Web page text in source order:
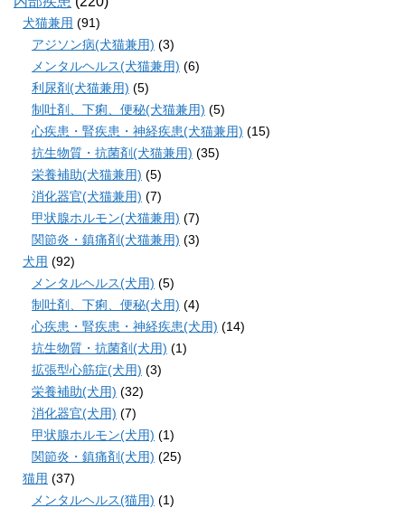
犬猫兼用 (91)
アジソン病(犬猫兼用) (3)
メンタルヘルス(犬猫兼用) (6)
利尿剤(犬猫兼用) (5)
制吐剤、下痢、便秘(犬猫兼用) (5)
心疾患・腎疾患・神経疾患(犬猫兼用) (15)
抗生物質・抗菌剤(犬猫兼用) (35)
栄養補助(犬猫兼用) (5)
消化器官(犬猫兼用) (7)
甲状腺ホルモン(犬猫兼用) (7)
関節炎・鎮痛剤(犬猫兼用) (3)
犬用 (92)
メンタルヘルス(犬用) (5)
制吐剤、下痢、便秘(犬用) (4)
心疾患・腎疾患・神経疾患(犬用) (14)
抗生物質・抗菌剤(犬用) (1)
拡張型心筋症(犬用) (3)
栄養補助(犬用) (32)
消化器官(犬用) (7)
甲状腺ホルモン(犬用) (1)
関節炎・鎮痛剤(犬用) (25)
猫用 (37)
メンタルヘルス(猫用) (1)